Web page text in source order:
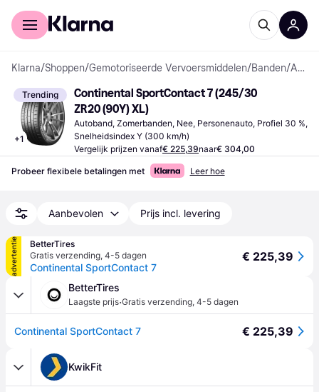
Voor shoppers
Klarna/Shoppen/Gemotoriseerde Vervoersmiddelen/Banden/ Autobanden
Trending
+1
Continental SportContact 7 (245/30
ZR20 (90Y) XL)
Autoband, Zomerbanden, Nee, Personenauto, Profiel 30 %,
Snelheidsindex Y (300 km/h)
Vergelijk prijzen vanaf€ 225,39naar€ 304,00
Probeer flexibele betalingen met Leer hoe
Aanbevolen Prijs incl. levering
advertentie
BetterTires
Gratis verzending, 4-5 dagen
Continental SportContact 7
€ 225,39
BetterTires
Laagste prijs·Gratis verzending, 4-5 dagen
Continental SportContact 7 € 225,39
KwikFit